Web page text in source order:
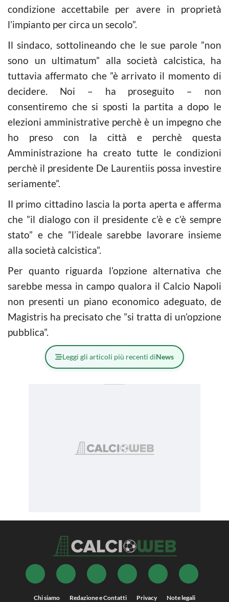
condizione accettabile per avere in proprietà
l’impianto per circa un secolo”.
Il sindaco, sottolineando che le sue parole ”non
sono un ultimatum” alla società calcistica, ha
tuttavia affermato che ”è arrivato il momento di
decidere. Noi – ha proseguito – non
consentiremo che si sposti la partita a dopo le
elezioni amministrative perchè è un impegno che
ho preso con la città e perchè questa
Amministrazione ha creato tutte le condizioni
perchè il presidente De Laurentiis possa investire
seriamente”.
Il primo cittadino lascia la porta aperta e afferma
che ”il dialogo con il presidente c’è e c’è sempre
stato” e che ”l’ideale sarebbe lavorare insieme
alla società calcistica”.
Per quanto riguarda l’opzione alternativa che
sarebbe messa in campo qualora il Calcio Napoli
non presenti un piano economico adeguato, de
Magistris ha precisato che ”si tratta di un’opzione
pubblica”.
Leggi gli articoli più recenti diNews
Chi siamo Redazione e Contatti Privacy Note legali